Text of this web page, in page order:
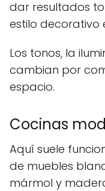
dar resultados
estilo decorativo
Los tonos, la
cambian por
espacio.
Cocinas
Aquí suele
de muebles
mármol y